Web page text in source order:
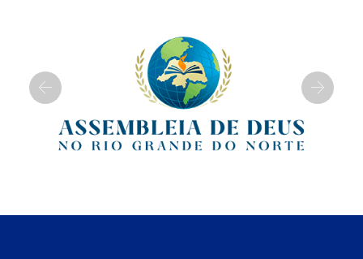
Previous Next